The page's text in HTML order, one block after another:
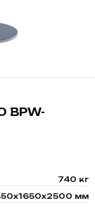
BPW-
740 кг
мм